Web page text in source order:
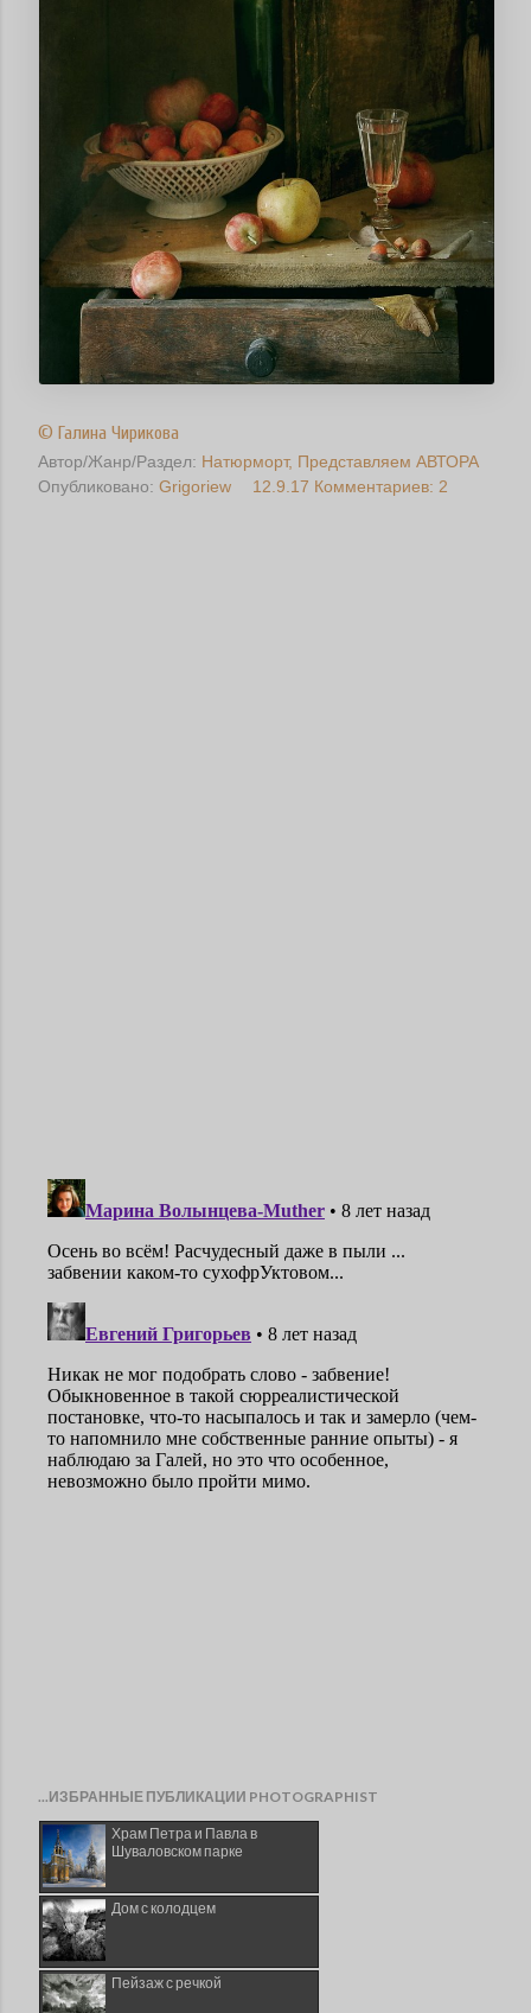
© Галина Чирикова
Автор/Жанр/Раздел: Натюрморт Представляем АВТОРА
Опубликовано: Grigoriew 12.9.17 Комментариев: 2
...ИЗБРАННЫЕ ПУБЛИКАЦИИ PHOTOGRAPHIST
Храм Петра и Павла в
Шуваловском парке
Дом с колодцем
Пейзаж с речкой